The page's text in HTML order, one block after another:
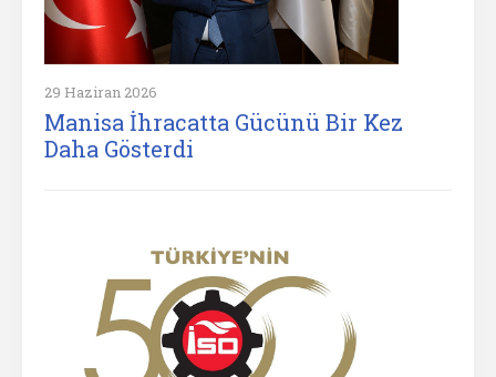
29 Haziran 2026
Manisa İhracatta Gücünü Bir Kez
Daha Gösterdi